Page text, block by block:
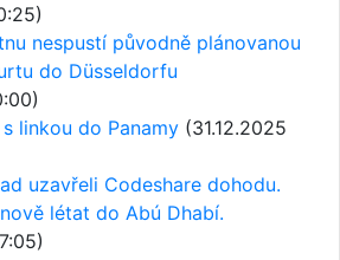
nespustí původně plánovanou
do Düsseldorfu
linkou do Panamy (31.12.2025
uzavřeli Codeshare dohodu.
létat do Abú Dhabí.